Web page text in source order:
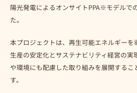
陽光発電によるオンサイトPPA※モデルで
た。
本プロジェクトは、再生可能エネルギーを
生産の安定化とサステナビリティ経営の実
や環境にも配慮した取り組みを展開するこ
す。